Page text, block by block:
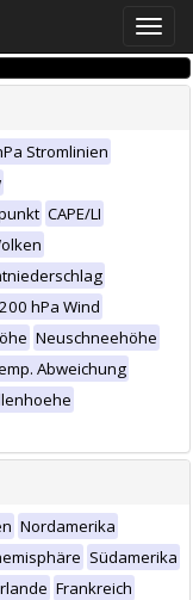
Toggle
Stromlinien
CAPE/LI
200 hPa Wind
Neuschneehöhe
Abweichung
Nordamerika
Südamerika
Frankreich